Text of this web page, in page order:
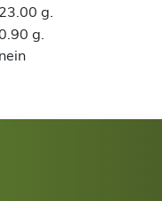
23.00 g.
g.
nein